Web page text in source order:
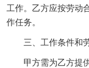
工作。乙方应按劳动
作任务。
三、工作条件和
甲方需为乙方提